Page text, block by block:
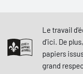
Le travail
d'ici. De
papiers
grand